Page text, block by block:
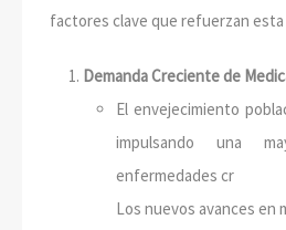
factores clave que refuerzan
Demanda Creciente de
El envejecimiento
impulsando una
enfermedades cr
Los nuevos avances en